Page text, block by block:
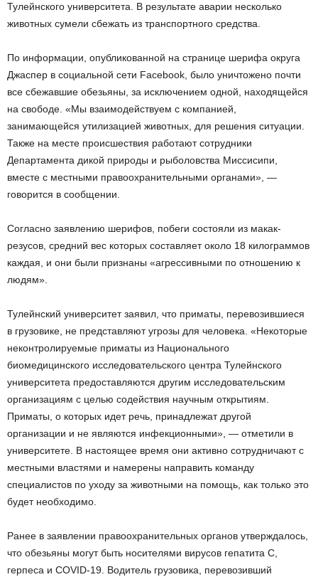
Тулейнского университета. В результате аварии несколько
животных сумели сбежать из транспортного средства.
По информации, опубликованной на странице шерифа округа
Джаспер в социальной сети Facebook, было уничтожено почти
все сбежавшие обезьяны, за исключением одной, находящейся
на свободе. «Мы взаимодействуем с компанией,
занимающейся утилизацией животных, для решения ситуации.
Также на месте происшествия работают сотрудники
Департамента дикой природы и рыболовства Миссисипи,
вместе с местными правоохранительными органами», —
говорится в сообщении.
Согласно заявлению шерифов, побеги состояли из макак-
резусов, средний вес которых составляет около 18 килограммов
каждая, и они были признаны «агрессивными по отношению к
людям».
Тулейнский университет заявил, что приматы, перевозившиеся
в грузовике, не представляют угрозы для человека. «Некоторые
неконтролируемые приматы из Национального
биомедицинского исследовательского центра Тулейнского
университета предоставляются другим исследовательским
организациям с целью содействия научным открытиям.
Приматы, о которых идет речь, принадлежат другой
организации и не являются инфекционными», — отметили в
университете. В настоящее время они активно сотрудничают с
местными властями и намерены направить команду
специалистов по уходу за животными на помощь, как только это
будет необходимо.
Ранее в заявлении правоохранительных органов утверждалось,
что обезьяны могут быть носителями вирусов гепатита C,
герпеса и COVID-19. Водитель грузовика, перевозивший